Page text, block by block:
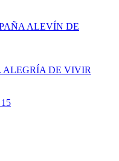
ALEVÍN DE
DE VIVIR